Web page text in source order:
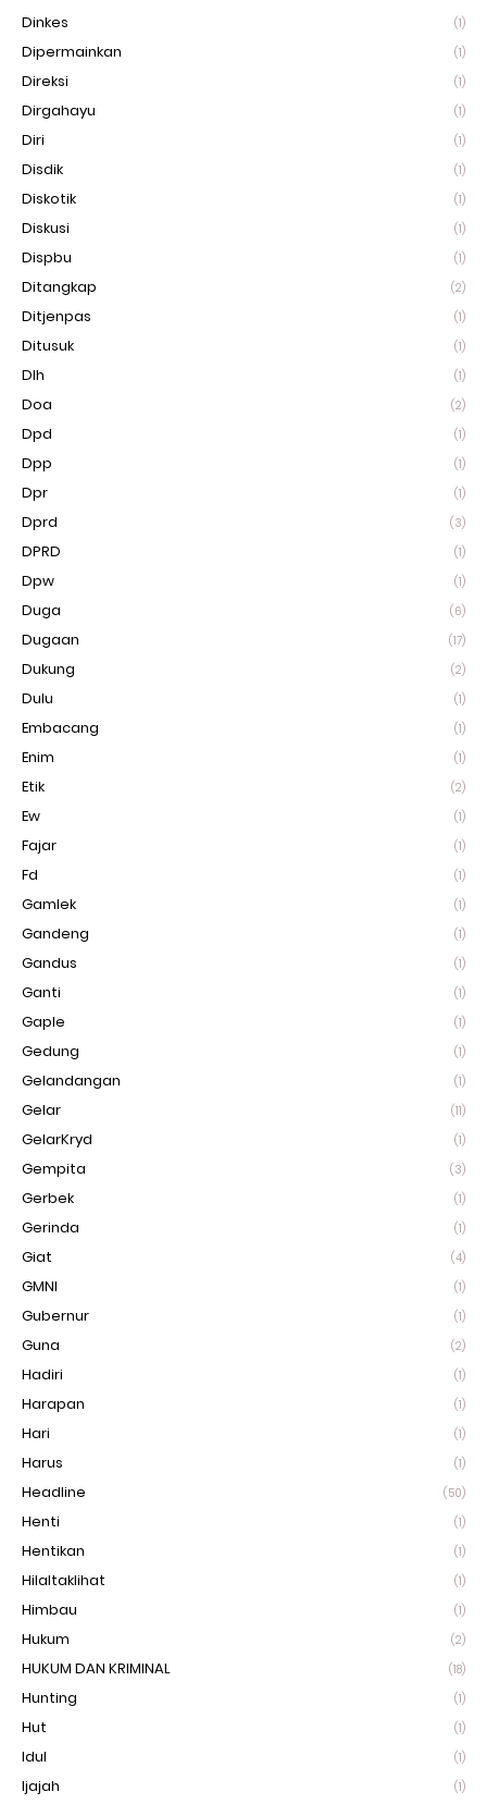
Dinkes (1)
Dipermainkan (1)
Direksi (1)
Dirgahayu (1)
Diri (1)
Disdik (1)
Diskotik (1)
Diskusi (1)
Dispbu (1)
Ditangkap (2)
Ditjenpas (1)
Ditusuk (1)
Dlh (1)
Doa (2)
Dpd (1)
Dpp (1)
Dpr (1)
Dprd (3)
DPRD (1)
Dpw (1)
Duga (6)
Dugaan (17)
Dukung (2)
Dulu (1)
Embacang (1)
Enim (1)
Etik (2)
Ew (1)
Fajar (1)
Fd (1)
Gamlek (1)
Gandeng (1)
Gandus (1)
Ganti (1)
Gaple (1)
Gedung (1)
Gelandangan (1)
Gelar (11)
GelarKryd (1)
Gempita (3)
Gerbek (1)
Gerinda (1)
Giat (4)
GMNI (1)
Gubernur (1)
Guna (2)
Hadiri (1)
Harapan (1)
Hari (1)
Harus (1)
Headline (50)
Henti (1)
Hentikan (1)
Hilaltaklihat (1)
Himbau (1)
Hukum (2)
HUKUM DAN KRIMINAL (18)
Hunting (1)
Hut (1)
Idul (1)
Ijajah (1)